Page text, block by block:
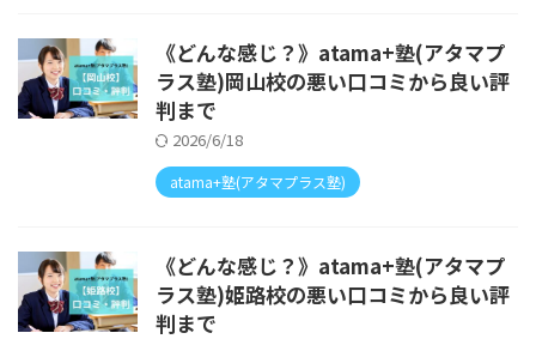
《どんな感じ？》atama+塾(アタマプ
ラス塾)岡山校の悪い口コミから良い評
判まで
2026/6/18
atama+塾(アタマプラス塾)
《どんな感じ？》atama+塾(アタマプ
ラス塾)姫路校の悪い口コミから良い評
判まで